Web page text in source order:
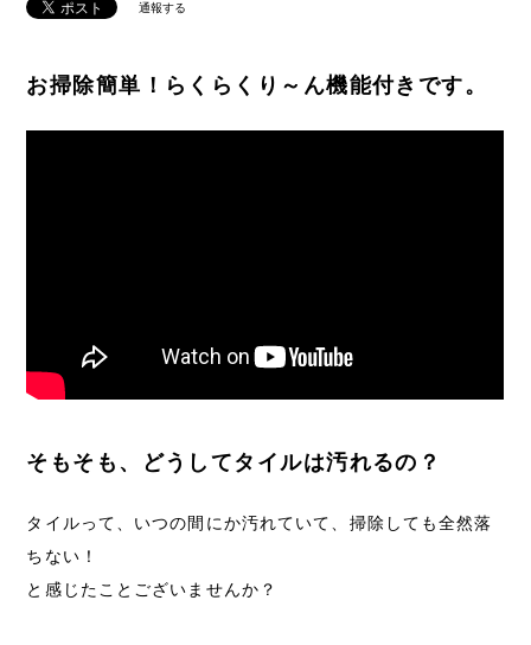
通報する
お掃除簡単！らくらくり～ん機能付きです。
そもそも、どうしてタイルは汚れるの？
タイルって、いつの間にか汚れていて、掃除しても全然落
ちない！
と感じたことございませんか？